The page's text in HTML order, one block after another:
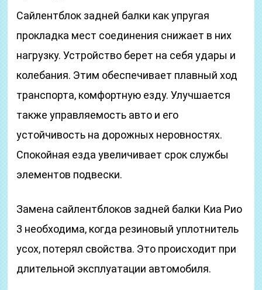
Сайлентблок задней балки как упругая
прокладка мест соединения снижает в них
нагрузку. Устройство берет на себя удары и
колебания. Этим обеспечивает плавный ход
транспорта, комфортную езду. Улучшается
также управляемость авто и его
устойчивость на дорожных неровностях.
Спокойная езда увеличивает срок службы
элементов подвески.
Замена сайлентблоков задней балки Киа Рио
3 необходима, когда резиновый уплотнитель
усох, потерял свойства. Это происходит при
длительной эксплуатации автомобиля.